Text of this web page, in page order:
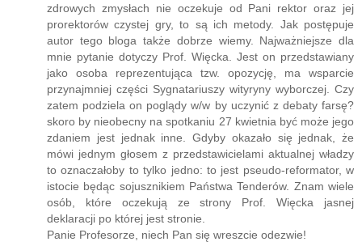
zdrowych zmysłach nie oczekuje od Pani rektor oraz jej
prorektorów czystej gry, to są ich metody. Jak postępuje
autor tego bloga także dobrze wiemy. Najważniejsze dla
mnie pytanie dotyczy Prof. Więcka. Jest on przedstawiany
jako osoba reprezentująca tzw. opozycję, ma wsparcie
przynajmniej części Sygnatariuszy wityryny wyborczej. Czy
zatem podziela on poglądy w/w by uczynić z debaty farsę?
skoro by nieobecny na spotkaniu 27 kwietnia być może jego
zdaniem jest jednak inne. Gdyby okazało się jednak, że
mówi jednym głosem z przedstawicielami aktualnej władzy
to oznaczałoby to tylko jedno: to jest pseudo-reformator, w
istocie będąc sojusznikiem Państwa Tenderów. Znam wiele
osób, które oczekują ze strony Prof. Więcka jasnej
deklaracji po której jest stronie.
Panie Profesorze, niech Pan się wreszcie odezwie!